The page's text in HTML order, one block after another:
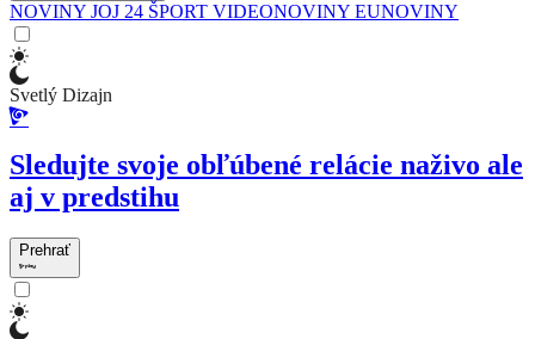
NOVINY JOJ 24 ŠPORT VIDEONOVINY EUNOVINY
Svetlý Dizajn
Sledujte svoje obľúbené relácie naživo ale
aj v predstihu
Prehrať